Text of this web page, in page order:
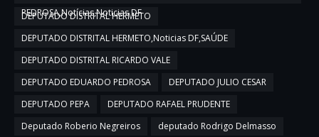
PEDROSA,Notícias,Noticias DF
DEPUTADO DISTRITAL HERMETO
DEPUTADO DISTRITAL HERMETO,Noticias DF,SAÚDE
DEPUTADO DISTRITAL RICARDO VALE
DEPUTADO EDUARDO PEDROSA
DEPUTADO JULIO CESAR
DEPUTADO PEPA
DEPUTADO RAFAEL PRUDENTE
Deputado Roberio Negreiros
deputado Rodrigo Delmasso